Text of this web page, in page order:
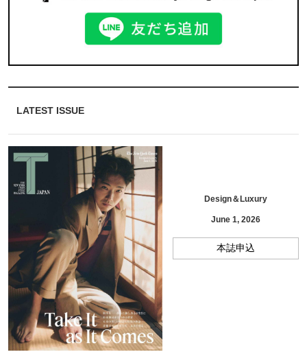
LATEST ISSUE
Design＆Luxury
June 1, 2026
本誌申込